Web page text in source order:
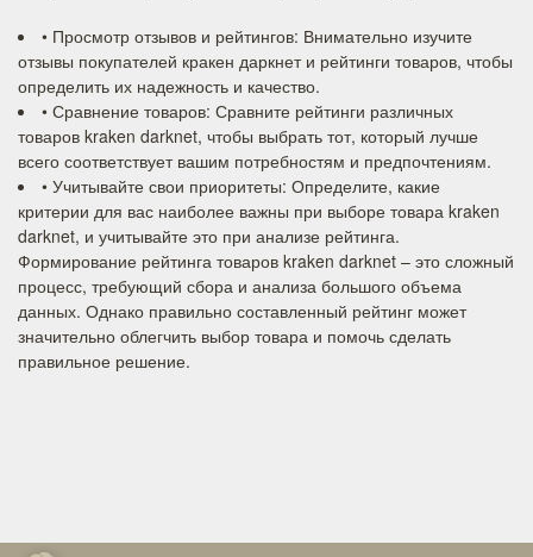
• Просмотр отзывов и рейтингов: Внимательно изучите
отзывы покупателей кракен даркнет и рейтинги товаров, чтобы
определить их надежность и качество.
• Сравнение товаров: Сравните рейтинги различных
товаров kraken darknet, чтобы выбрать тот, который лучше
всего соответствует вашим потребностям и предпочтениям.
• Учитывайте свои приоритеты: Определите, какие
критерии для вас наиболее важны при выборе товара kraken
darknet, и учитывайте это при анализе рейтинга.
Формирование рейтинга товаров kraken darknet – это сложный
процесс, требующий сбора и анализа большого объема
данных. Однако правильно составленный рейтинг может
значительно облегчить выбор товара и помочь сделать
правильное решение.